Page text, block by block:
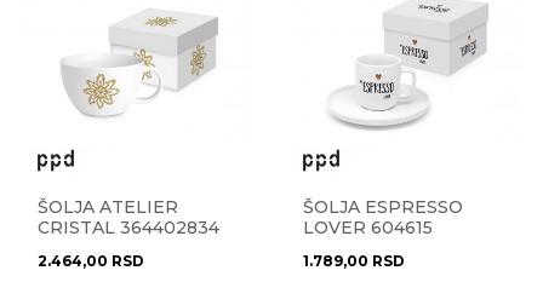
ŠOLJA ATELIER
CRISTAL 364402834
2.464,00 RSD
ŠOLJA ESPRESSO
LOVER 604615
1.789,00 RSD